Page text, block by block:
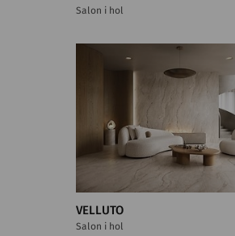
Salon i hol
VELLUTO
Salon i hol